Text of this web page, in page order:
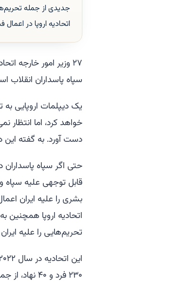
جدیدی از جمله
اتحادیه اروپا در
۲۷ وزیر امور خارجه
سپاه پاسداران انقلاب
یک دیپلمات اروپایی به
خواهد کرد، اما انتظار
دست آورد. به گفته این
حتی اگر سپاه پاسداران
بشری را علیه ایران
اتحادیه اروپا همچنین
تحریم‌هایی را علیه
۲۳۰ فرد و ۴۰ نهاد، از جمله سپاه پاسداران، را تحریم کرده است.